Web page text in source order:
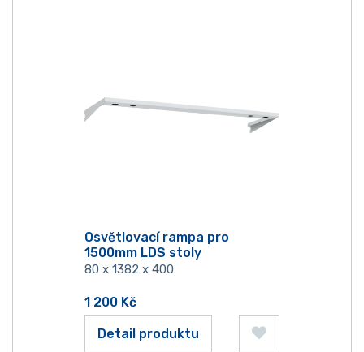
Osvětlovací rampa pro
1500mm LDS stoly
80 x 1382 x 400
1 200 Kč
Detail produktu